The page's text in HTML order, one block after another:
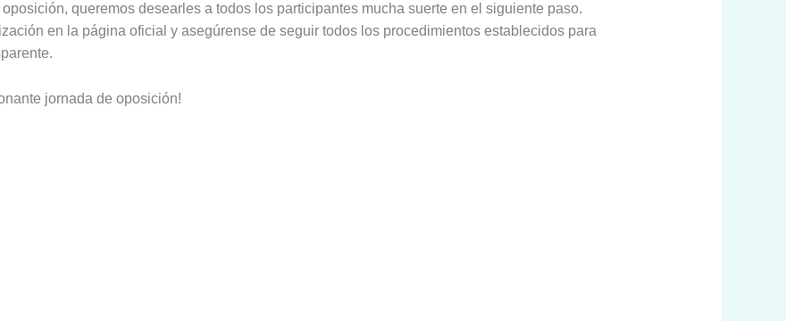
queremos desearles a todos los participantes mucha suerte en el siguiente paso.
en la página oficial y asegúrense de seguir todos los procedimientos establecidos para
jornada de oposición!